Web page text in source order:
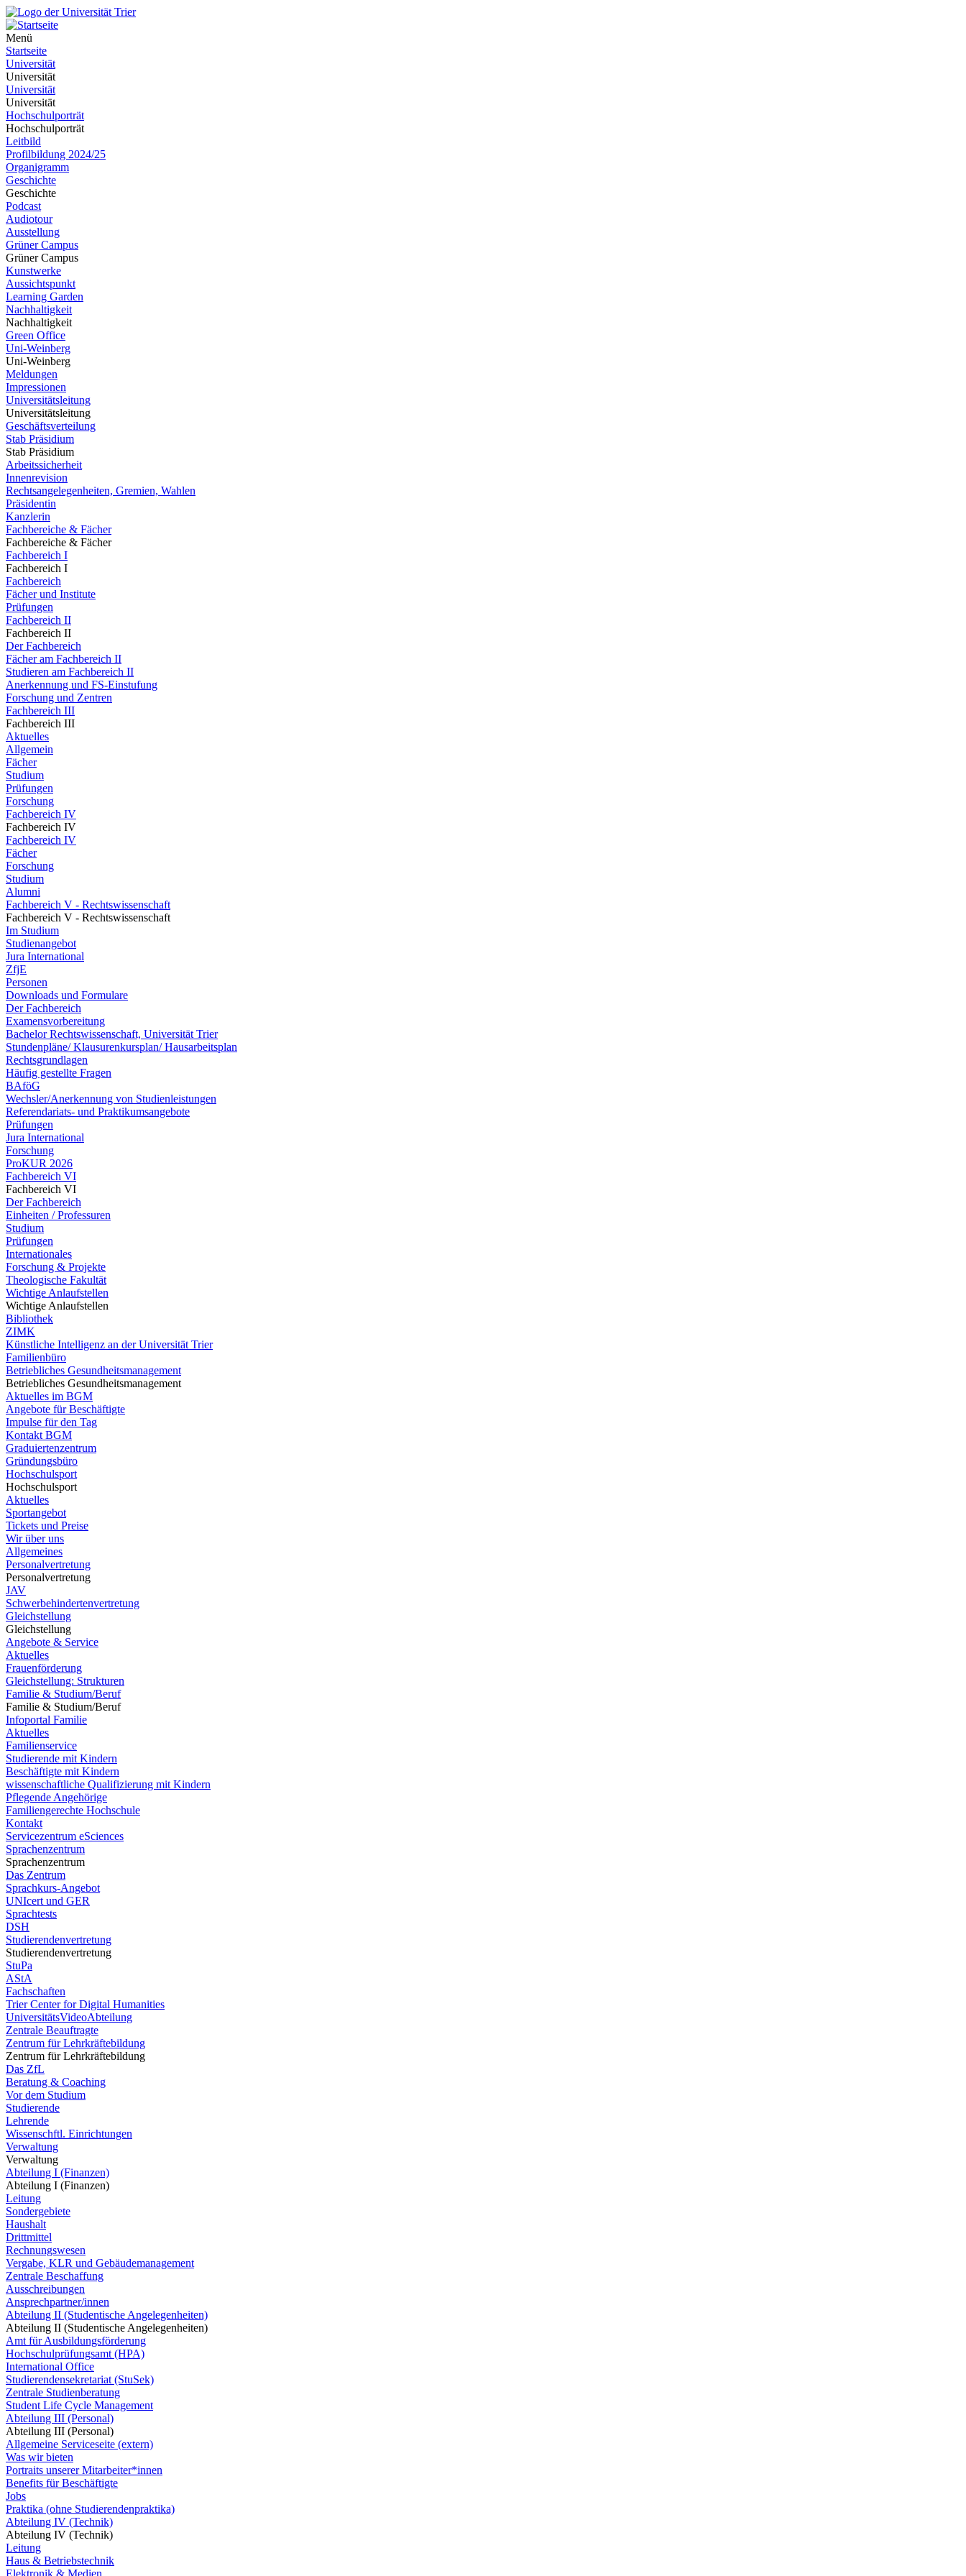
Menü
Startseite
Universität
Universität
Universität
Universität
Hochschulporträt
Hochschulporträt
Leitbild
Profilbildung 2024/25
Organigramm
Geschichte
Geschichte
Podcast
Audiotour
Ausstellung
Grüner Campus
Grüner Campus
Kunstwerke
Aussichtspunkt
Learning Garden
Nachhaltigkeit
Nachhaltigkeit
Green Office
Uni-Weinberg
Uni-Weinberg
Meldungen
Impressionen
Universitätsleitung
Universitätsleitung
Geschäftsverteilung
Stab Präsidium
Stab Präsidium
Arbeitssicherheit
Innenrevision
Rechtsangelegenheiten, Gremien, Wahlen
Präsidentin
Kanzlerin
Fachbereiche & Fächer
Fachbereiche & Fächer
Fachbereich I
Fachbereich I
Fachbereich
Fächer und Institute
Prüfungen
Fachbereich II
Fachbereich II
Der Fachbereich
Fächer am Fachbereich II
Studieren am Fachbereich II
Anerkennung und FS-Einstufung
Forschung und Zentren
Fachbereich III
Fachbereich III
Aktuelles
Allgemein
Fächer
Studium
Prüfungen
Forschung
Fachbereich IV
Fachbereich IV
Fachbereich IV
Fächer
Forschung
Studium
Alumni
Fachbereich V - Rechtswissenschaft
Fachbereich V - Rechtswissenschaft
Im Studium
Studienangebot
Jura International
ZfjE
Personen
Downloads und Formulare
Der Fachbereich
Examensvorbereitung
Bachelor Rechtswissenschaft, Universität Trier
Stundenpläne/ Klausurenkursplan/ Hausarbeitsplan
Rechtsgrundlagen
Häufig gestellte Fragen
BAföG
Wechsler/Anerkennung von Studienleistungen
Referendariats- und Praktikumsangebote
Prüfungen
Jura International
Forschung
ProKUR 2026
Fachbereich VI
Fachbereich VI
Der Fachbereich
Einheiten / Professuren
Studium
Prüfungen
Internationales
Forschung & Projekte
Theologische Fakultät
Wichtige Anlaufstellen
Wichtige Anlaufstellen
Bibliothek
ZIMK
Künstliche Intelligenz an der Universität Trier
Familienbüro
Betriebliches Gesundheitsmanagement
Betriebliches Gesundheitsmanagement
Aktuelles im BGM
Angebote für Beschäftigte
Impulse für den Tag
Kontakt BGM
Graduiertenzentrum
Gründungsbüro
Hochschulsport
Hochschulsport
Aktuelles
Sportangebot
Tickets und Preise
Wir über uns
Allgemeines
Personalvertretung
Personalvertretung
JAV
Schwerbehindertenvertretung
Gleichstellung
Gleichstellung
Angebote & Service
Aktuelles
Frauenförderung
Gleichstellung: Strukturen
Familie & Studium/Beruf
Familie & Studium/Beruf
Infoportal Familie
Aktuelles
Familienservice
Studierende mit Kindern
Beschäftigte mit Kindern
wissenschaftliche Qualifizierung mit Kindern
Pflegende Angehörige
Familiengerechte Hochschule
Kontakt
Servicezentrum eSciences
Sprachenzentrum
Sprachenzentrum
Das Zentrum
Sprachkurs-Angebot
UNIcert und GER
Sprachtests
DSH
Studierendenvertretung
Studierendenvertretung
StuPa
AStA
Fachschaften
Trier Center for Digital Humanities
UniversitätsVideoAbteilung
Zentrale Beauftragte
Zentrum für Lehrkräftebildung
Zentrum für Lehrkräftebildung
Das ZfL
Beratung & Coaching
Vor dem Studium
Studierende
Lehrende
Wissenschftl. Einrichtungen
Verwaltung
Verwaltung
Abteilung I (Finanzen)
Abteilung I (Finanzen)
Leitung
Sondergebiete
Haushalt
Drittmittel
Rechnungswesen
Vergabe, KLR und Gebäudemanagement
Zentrale Beschaffung
Ausschreibungen
Ansprechpartner/innen
Abteilung II (Studentische Angelegenheiten)
Abteilung II (Studentische Angelegenheiten)
Amt für Ausbildungsförderung
Hochschulprüfungsamt (HPA)
International Office
Studierendensekretariat (StuSek)
Zentrale Studienberatung
Student Life Cycle Management
Abteilung III (Personal)
Abteilung III (Personal)
Allgemeine Serviceseite (extern)
Was wir bieten
Portraits unserer Mitarbeiter*innen
Benefits für Beschäftigte
Jobs
Praktika (ohne Studierendenpraktika)
Abteilung IV (Technik)
Abteilung IV (Technik)
Leitung
Haus & Betriebstechnik
Elektronik & Medien